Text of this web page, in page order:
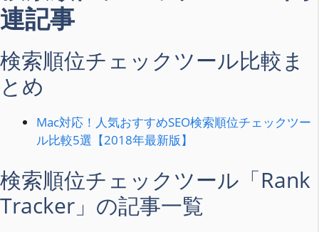
連記事
検索順位チェックツール比較ま
とめ
Mac対応！人気おすすめSEO検索順位チェックツー
ル比較5選【2018年最新版】
検索順位チェックツール「Rank
Tracker」の記事一覧